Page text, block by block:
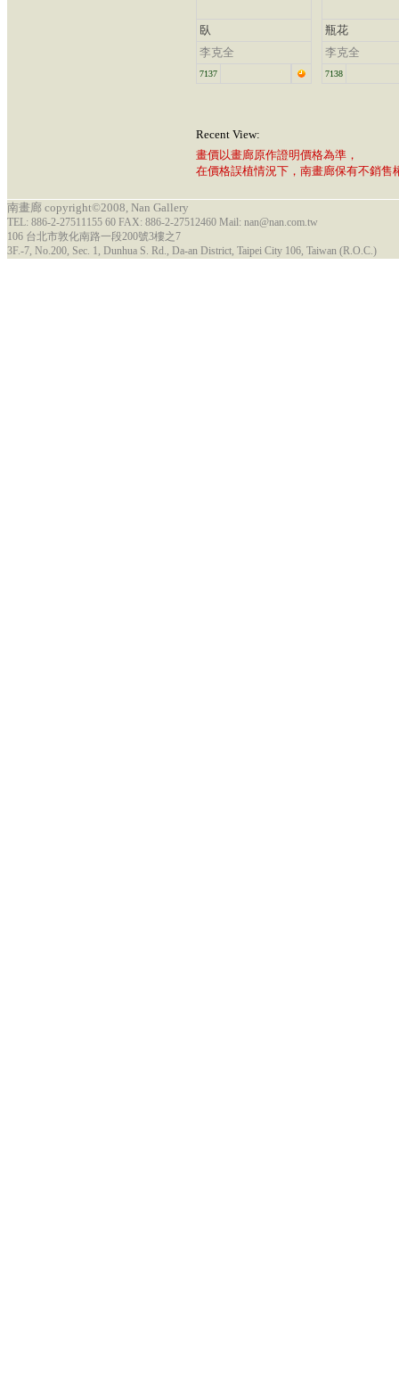
臥
李克全
7137
瓶花
李克全
7138
Recent View:
畫價以畫廊原作證明價格為準，
在價格誤植情況下，南畫廊保有不銷售
南畫廊 copyright©2008, Nan Gallery
TEL: 886-2-27511155 60 FAX: 886-2-27512460 Mail: nan@nan.com.tw
106 台北市敦化南路一段200號3樓之7
3F.-7, No.200, Sec. 1, Dunhua S. Rd., Da-an District, Taipei City 106, Taiwan (R.O.C.)